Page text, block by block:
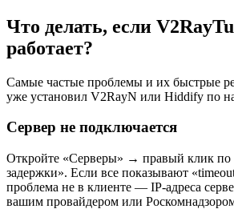
Что делать, если
работает?
Самые частые проблемы и их быстрые
уже установил V2RayN или Hiddify по
Сервер не подключается
Откройте «Серверы» → правый клик по
задержки». Если все показывают
проблема не в клиенте — IP-адреса
вашим провайдером или